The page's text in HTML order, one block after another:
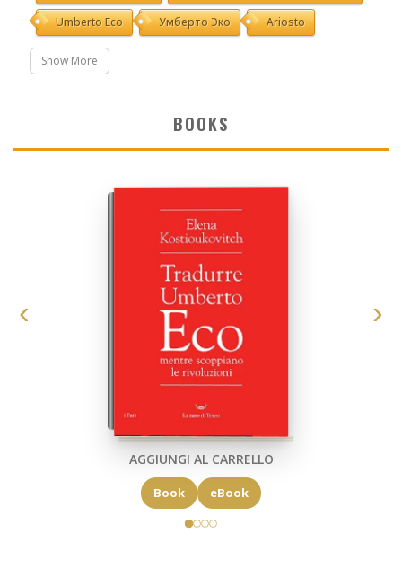
Umberto Eco Умберто Эко Ariosto
Show More
BOOKS
AGGIUNGI AL CARRELLO
Book eBook